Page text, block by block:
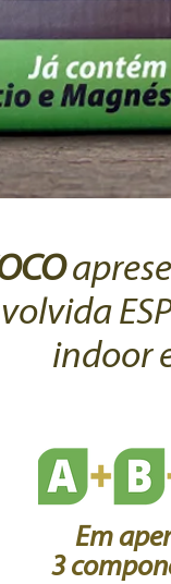
indoor
Em
3